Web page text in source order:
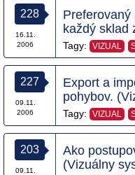
228
16.11.
2006
každý sklad
Tagy: VIZUAL
227
09.11.
2006
Export a
pohybov.
Tagy: VIZUAL
203
09.11.
Ako
(Vizuálny